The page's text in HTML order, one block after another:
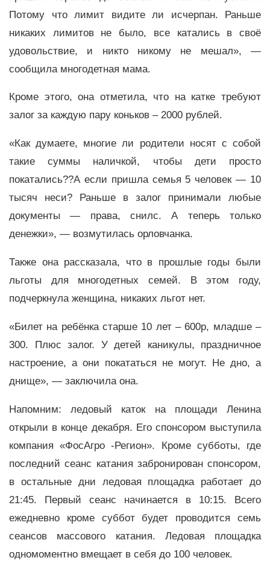
Потому что лимит видите ли исчерпан. Раньше
никаких лимитов не было, все катались в своё
удовольствие, и никто никому не мешал», —
сообщила многодетная мама.
Кроме этого, она отметила, что на катке требуют
залог за каждую пару коньков – 2000 рублей.
«Как думаете, многие ли родители носят с собой
такие суммы наличкой, чтобы дети просто
покатались??А если пришла семья 5 человек — 10
тысяч неси? Раньше в залог принимали любые
документы — права, снилс. А теперь только
денежки», — возмутилась орловчанка.
Также она рассказала, что в прошлые годы были
льготы для многодетных семей. В этом году,
подчеркнула женщина, никаких льгот нет.
«Билет на ребёнка старше 10 лет – 600р, младше –
300. Плюс залог. У детей каникулы, праздничное
настроение, а они покататься не могут. Не дно, а
днище», — заключила она.
Напомним: ледовый каток на площади Ленина
открыли в конце декабря. Его спонсором выступила
компания «ФосАгро -Регион». Кроме субботы, где
последний сеанс катания забронирован спонсором,
в остальные дни ледовая площадка работает до
21:45. Первый сеанс начинается в 10:15. Всего
ежедневно кроме суббот будет проводится семь
сеансов массового катания. Ледовая площадка
одномоментно вмещает в себя до 100 человек.